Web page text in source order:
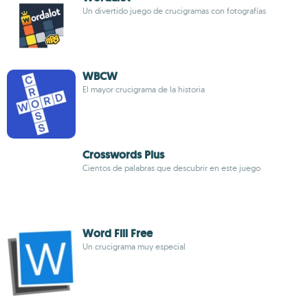
Un divertido juego de crucigramas con fotografías
WBCW
El mayor crucigrama de la historia
Crosswords Plus
Cientos de palabras que descubrir en este juego
Word Fill Free
Un crucigrama muy especial